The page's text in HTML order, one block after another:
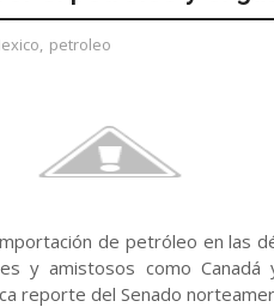
, petroleo
de petróleo en las
y amistosos como Canadá
reporte del Senado